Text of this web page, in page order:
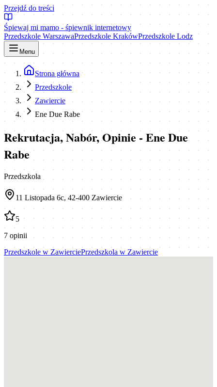
Przejdź do treści
Śpiewaj mi mamo - śpiewnik internetowy
Przedszkole WarszawaPrzedszkole KrakówPrzedszkole Lodz
Menu
Strona główna
Przedszkole
Zawiercie
Ene Due Rabe
Rekrutacja, Nabór, Opinie - Ene Due
Rabe
Przedszkola
11 Listopada 6c, 42-400 Zawiercie
5
7 opinii
Przedszkole w ZawierciePrzedszkola w Zawiercie